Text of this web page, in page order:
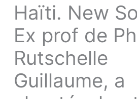
Haïti. New
Ex prof de
Rutschelle
Guillaume, a